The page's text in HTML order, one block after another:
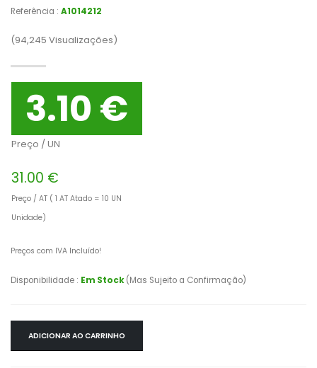
Referência : A1014212
(94,245 Visualizações)
3.10 €
Preço / UN
31.00 €
Preço / AT ( 1 AT Atado = 10 UN
Unidade)
Preços com IVA Incluído!
Disponibilidade : Em Stock(Mas Sujeito a Confirmação)
ADICIONAR AO CARRINHO